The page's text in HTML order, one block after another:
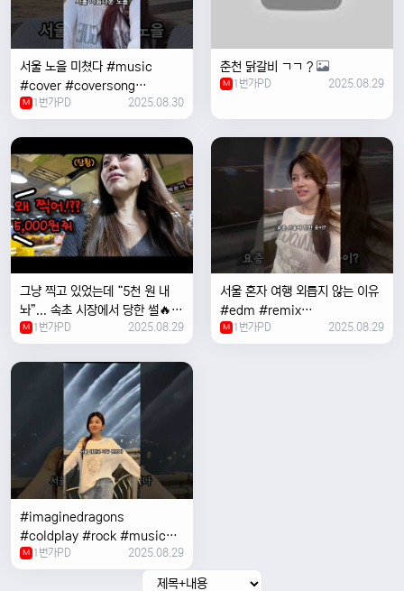
서울 노을 미쳤다 #music
#cover #coversong
#singer #서울 #노을 #한국 #
한강
M 1번가PD 2025.08.30
춘천 닭갈비 ㄱㄱ ?
M 1번가PD 2025.08.29
그냥 찍고 있었는데 “5천 원 내
놔”... 속초 시장에서 당한 썰🔥
M 1번가PD 2025.08.29
서울 혼자 여행 외릅지 않는 이유
#edm #remix
#electronicmusic #singer
#newmusic #music #여행
M 1번가PD 2025.08.29
#imaginedragons
#coldplay #rock #music
#concert
M 1번가PD 2025.08.29